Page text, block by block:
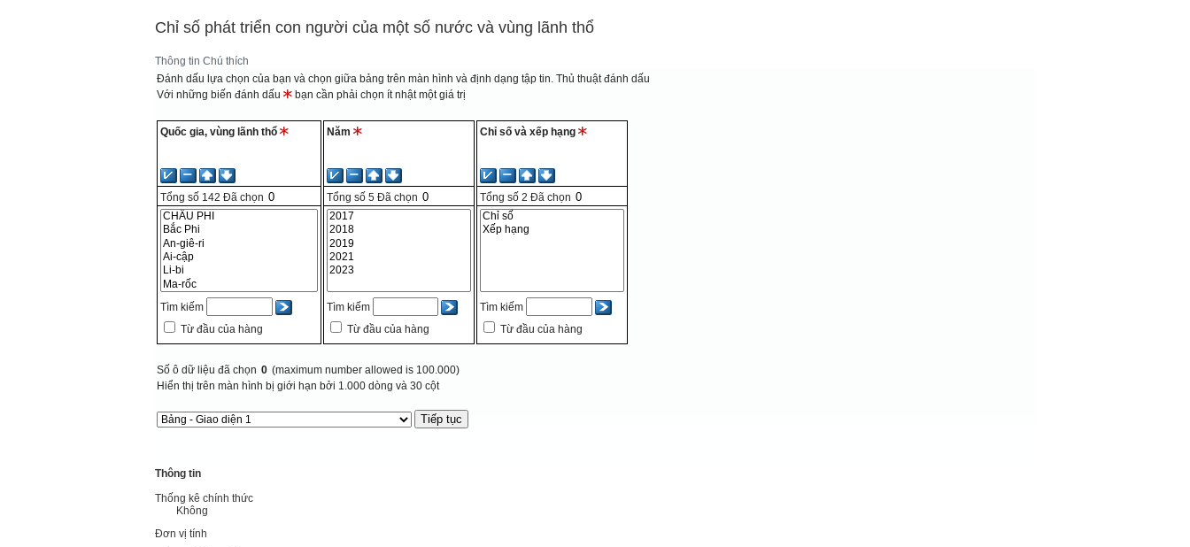
Chỉ số phát triển con người của một số nước và vùng lãnh thổ
Thông tin Chú thích
Đánh dấu lựa chọn của bạn và chọn giữa bảng trên màn hình và định dạng tập tin.Thủ thuật đánh dấu
Với những biến đánh dấu
bạn cần phải chọn ít nhật một giá trị
Quốc gia, vùng lãnh thổ
Tổng số 142 Đã chọn
Tìm kiếm
Từ đầu của hàng
Năm
Tổng số 5 Đã chọn
Tìm kiếm
Từ đầu của hàng
Chỉ số và xếp hạng
Tổng số 2 Đã chọn
Tìm kiếm
Từ đầu của hàng
Số ô dữ liệu đã chọn 0 (maximum number allowed is 100.000)
Hiển thị trên màn hình bị giới hạn bởi 1.000 dòng và 30 cột
Thông tin
Thống kê chính thức
Không
Đơn vị tính